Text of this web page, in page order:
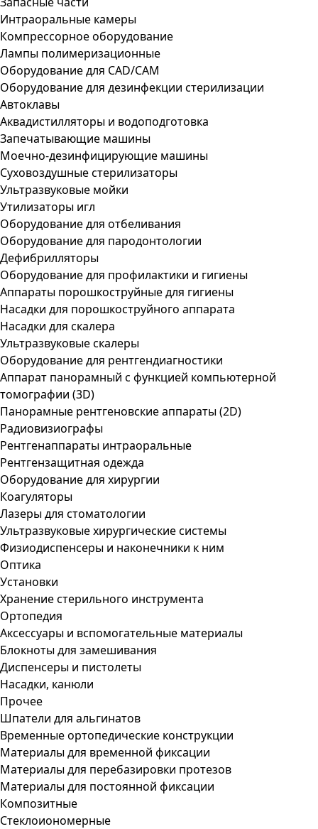
Интраоральные камеры
Компрессорное оборудование
Лампы полимеризационные
Оборудование для CAD/CAM
Оборудование для дезинфекции стерилизации
Автоклавы
Аквадистилляторы и водоподготовка
Запечатывающие машины
Моечно-дезинфицирующие машины
Суховоздушные стерилизаторы
Ультразвуковые мойки
Утилизаторы игл
Оборудование для отбеливания
Оборудование для пародонтологии
Дефибрилляторы
Оборудование для профилактики и гигиены
Аппараты порошкоструйные для гигиены
Насадки для порошкоструйного аппарата
Насадки для скалера
Ультразвуковые скалеры
Оборудование для рентгендиагностики
Аппарат панорамный с функцией компьютерной
томографии (3D)
Панорамные рентгеновские аппараты (2D)
Радиовизиографы
Рентгенаппараты интраоральные
Рентгензащитная одежда
Оборудование для хирургии
Коагуляторы
Лазеры для стоматологии
Ультразвуковые хирургические системы
Физиодиспенсеры и наконечники к ним
Оптика
Установки
Хранение стерильного инструмента
Ортопедия
Аксессуары и вспомогательные материалы
Блокноты для замешивания
Диспенсеры и пистолеты
Насадки, канюли
Прочее
Шпатели для альгинатов
Временные ортопедические конструкции
Материалы для временной фиксации
Материалы для перебазировки протезов
Материалы для постоянной фиксации
Композитные
Стеклоиономерные